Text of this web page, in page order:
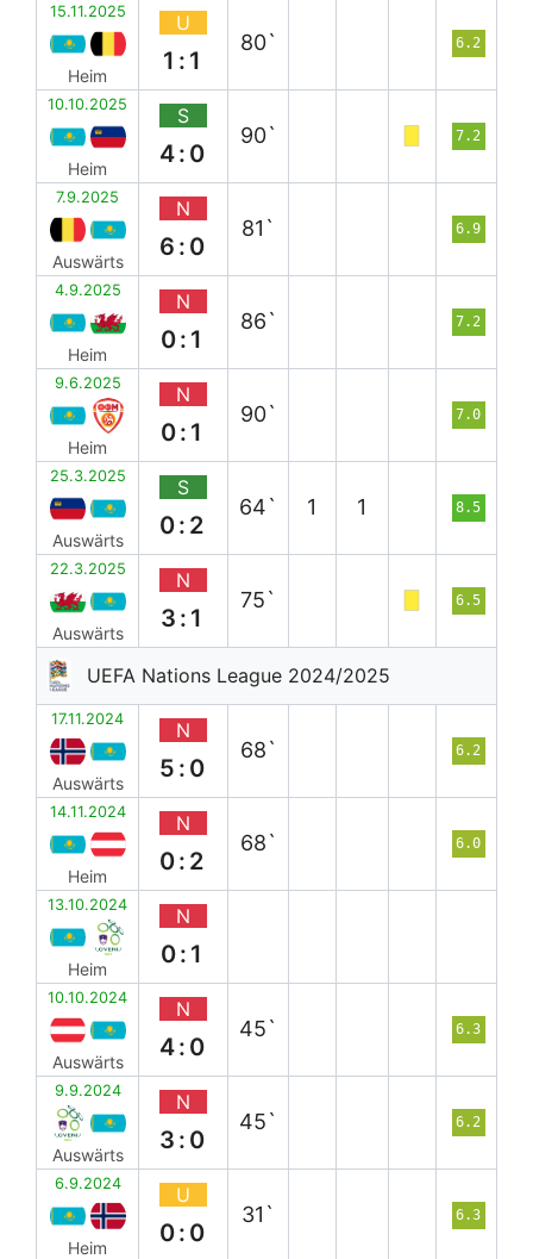
15.11.2025
Heim
U
1:1
80` 6.2
10.10.2025
Heim
S
4:0
90` 7.2
7.9.2025
Auswärts
N
6:0
81` 6.9
4.9.2025
Heim
N
0:1
86` 7.2
9.6.2025
Heim
N
0:1
90` 7.0
25.3.2025
Auswärts
S
0:2
64` 1 1 8.5
22.3.2025
Auswärts
N
3:1
75` 6.5
UEFA Nations League 2024/2025
17.11.2024
Auswärts
N
5:0
68` 6.2
14.11.2024
Heim
N
0:2
68` 6.0
13.10.2024
Heim
N
0:1
10.10.2024
Auswärts
N
4:0
45` 6.3
9.9.2024
Auswärts
N
3:0
45` 6.2
6.9.2024
Heim
U
0:0
31` 6.3